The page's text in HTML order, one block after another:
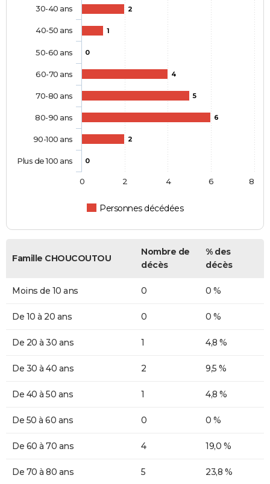
2
1
0
4
5
6
2
0
Personnes décédées
30-40 ans
40-50 ans
50-60 ans
60-70 ans
70-80 ans
80-90 ans
90-100 ans
Plus de 100 ans
0 2 4 6 8
Famille CHOUCOUTOU
Nombre de
décès
% des
décès
Moins de 10 ans 0 0 %
De 10 à 20 ans 0 0 %
De 20 à 30 ans 1 4,8 %
De 30 à 40 ans 2 9,5 %
De 40 à 50 ans 1 4,8 %
De 50 à 60 ans 0 0 %
De 60 à 70 ans 4 19,0 %
De 70 à 80 ans 5 23,8 %